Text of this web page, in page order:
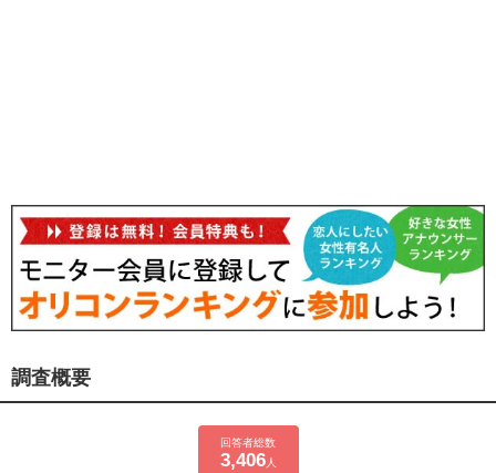
調査概要
回答者総数
3,406人